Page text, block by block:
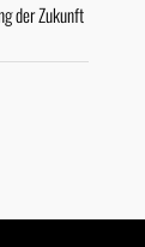
der Zukunft